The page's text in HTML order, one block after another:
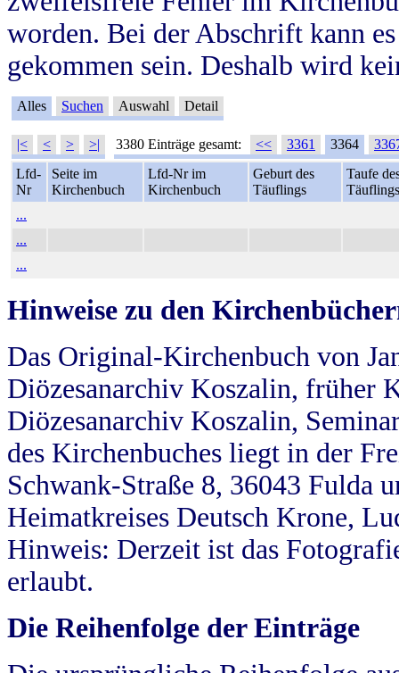
worden. Bei der Abschrift kann
gekommen sein. Deshalb wird
Alles Suchen Auswahl Detail
|< < > >| 3380 Einträge gesamt: << 3361 3364
Lfd-
Nr
Seite im
Kirchenbuch
Lfd-Nr im
Kirchenbuch
Geburt des
Täuflings
Taufe
Täuflings
...
...
...
Hinweise zu den
Das Original-Kirchenbuch von
Diözesanarchiv Koszalin, früher
Diözesanarchiv Koszalin,
des Kirchenbuches liegt in der
Schwank-Straße 8, 36043 Fulda
Heimatkreises Deutsch Krone,
Hinweis: Derzeit ist das
erlaubt.
Die Reihenfolge der Einträge